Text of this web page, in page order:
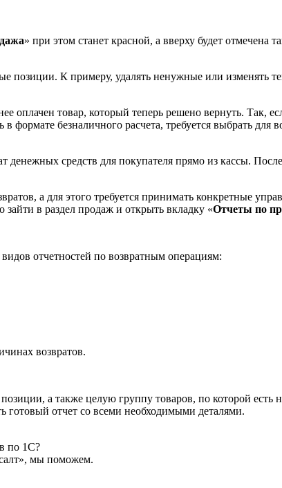
» при этом станет красной, а вверху будет отмечена
позиции. К примеру, удалять ненужные или изменять
оплачен товар, который теперь решено вернуть. Так,
безналичного расчета, требуется выбрать для
средств для покупателя прямо из кассы.
а для этого требуется принимать конкретные
в раздел продаж и открыть вкладку «Отчеты по
отчетностей по возвратным операциям:
возвратов.
а также целую группу товаров, по которой есть
готовый отчет со всеми необходимыми деталями.
по 1С?
мы поможем.